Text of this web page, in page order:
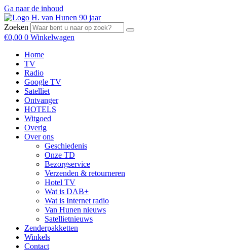
Ga naar de inhoud
Zoeken
€0,00 0 Winkelwagen
Home
TV
Radio
Google TV
Satelliet
Ontvanger
HOTELS
Witgoed
Overig
Over ons
Geschiedenis
Onze TD
Bezorgservice
Verzenden & retourneren
Hotel TV
Wat is DAB+
Wat is Internet radio
Van Hunen nieuws
Satellietnieuws
Zenderpakketten
Winkels
Contact